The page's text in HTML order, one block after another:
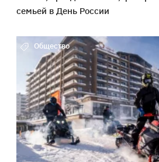
семьей в День России
Общество